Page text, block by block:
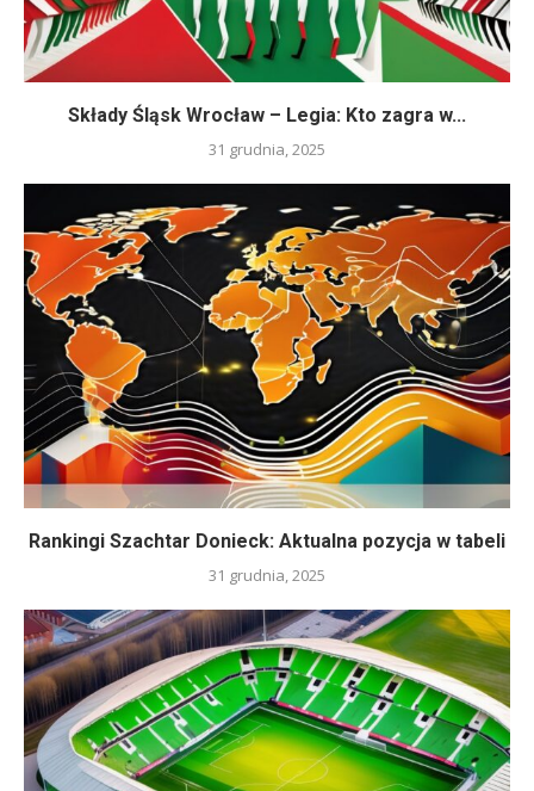
Składy Śląsk Wrocław – Legia: Kto zagra w...
31 grudnia, 2025
Rankingi Szachtar Donieck: Aktualna pozycja w tabeli
31 grudnia, 2025